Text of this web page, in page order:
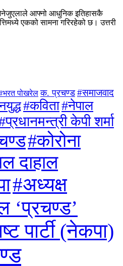
आफ्नो आधुनिक इतिहासकै
एकको सामना गरिरहेको छ। उत्तरी
पोखरेल क. प्रचण्ड #समाजवाद
#कविता#नेपाल
केपी शर्मा
#कोरोना
दाहाल
#अध्यक्ष
‘प्रचण्ड’
पार्टी (नेकपा)